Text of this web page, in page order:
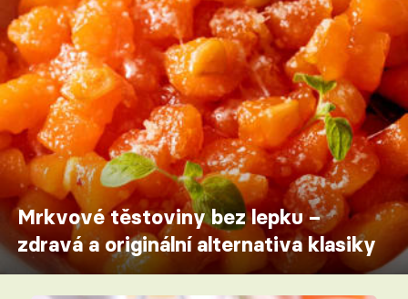
Mrkvové těstoviny bez lepku –
zdravá a originální alternativa klasiky